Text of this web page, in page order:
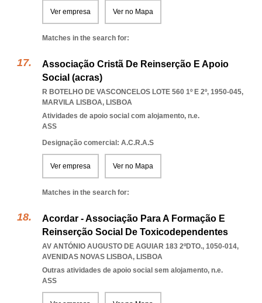
Ver empresa Ver no Mapa
Matches in the search for:
Associação Cristã De Reinserção E Apoio
Social (acras)
R BOTELHO DE VASCONCELOS LOTE 560 1º E 2º, 1950-045,
MARVILA LISBOA, LISBOA
Atividades de apoio social com alojamento, n.e.
ASS
Designação comercial: A.C.R.A.S
Ver empresa Ver no Mapa
Matches in the search for:
Acordar - Associação Para A Formação E
Reinserção Social De Toxicodependentes
AV ANTÓNIO AUGUSTO DE AGUIAR 183 2ºDTO., 1050-014,
AVENIDAS NOVAS LISBOA, LISBOA
Outras atividades de apoio social sem alojamento, n.e.
ASS